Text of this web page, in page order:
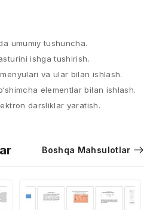
umumiy tushuncha.
ishga tushirish.
va ular bilan ishlash.
elementlar bilan ishlash.
darsliklar yaratish.
Boshqa Mahsulotlar